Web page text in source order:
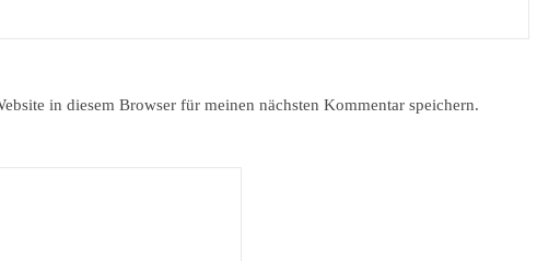
in diesem Browser für meinen nächsten Kommentar speichern.